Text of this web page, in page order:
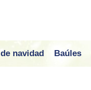
navidad Baúles